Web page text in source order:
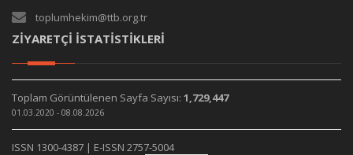
toplumhekim@ttb.org.tr
ZİYARETÇİ İSTATİSTİKLERİ
Toplam Görüntülenen Sayfa Sayısı: 1,729,447
01.03.2020 - 08.08.2026
ISSN 1300-4387 | E-ISSN 2757-5004